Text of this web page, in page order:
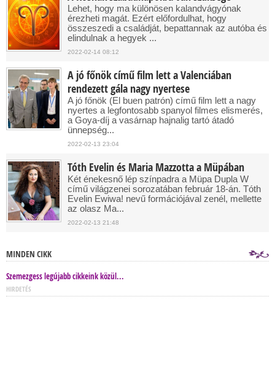
Lehet, hogy ma különösen kalandvágyónak
érezheti magát. Ezért előfordulhat, hogy
összeszedi a családját, bepattannak az autóba és
elindulnak a hegyek ...
2022-02-14 08:12
A jó főnök című film lett a Valenciában
rendezett gála nagy nyertese
A jó főnök (El buen patrón) című film lett a nagy
nyertes a legfontosabb spanyol filmes elismerés,
a Goya-díj a vasárnap hajnalig tartó átadó
ünnepség...
2022-02-13 23:04
Tóth Evelin és Maria Mazzotta a Müpában
Két énekesnő lép színpadra a Müpa Dupla W
című világzenei sorozatában február 18-án. Tóth
Evelin Ewiwa! nevű formációjával zenél, mellette
az olasz Ma...
2022-02-13 21:48
MINDEN CIKK
Szemezgess legújabb cikkeink közül...
HIRDETÉS